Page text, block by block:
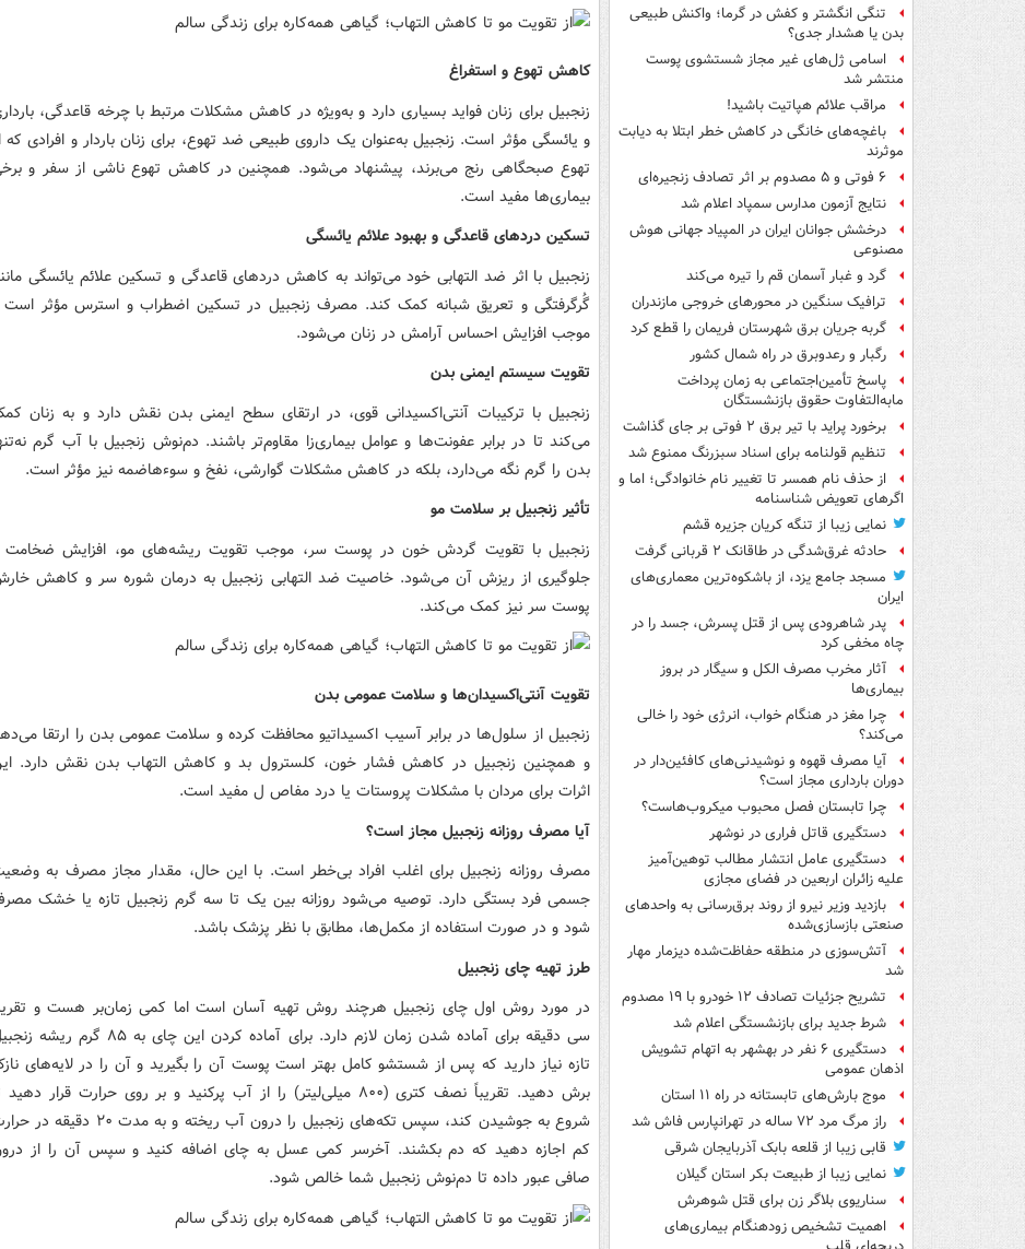
تنگی انگشتر و کفش در گرما؛ واکنش طبیعی
بدن یا هشدار جدی؟
اسامی ژل‌های غیر مجاز شستشوی پوست
منتشر شد
مراقب علائم هپاتیت باشید!
باغچه‌های خانگی در کاهش خطر ابتلا به دیابت
موثرند
۶ فوتی و ۵ مصدوم بر اثر تصادف زنجیره‌ای
نتایج آزمون مدارس سمپاد اعلام شد
درخشش جوانان ایران در المپیاد جهانی هوش
مصنوعی
گرد و غبار آسمان قم را تیره می‌کند
ترافیک سنگین در محورهای خروجی مازندران
گربه جریان برق شهرستان فریمان را قطع کرد
رگبار و رعدوبرق در راه شمال کشور
پاسخ تأمین‌اجتماعی به زمان پرداخت
مابه‌التفاوت حقوق بازنشستگان
برخورد پراید با تیر برق ۲ فوتی بر جای گذاشت
تنظیم قولنامه برای اسناد سبزرنگ ممنوع شد
از حذف نام همسر تا تغییر نام خانوادگی؛ اما و
اگرهای تعویض شناسنامه
نمایی زیبا از تنگه کریان جزیره قشم
حادثه غرق‌شدگی در طاقانک ۲ قربانی گرفت
مسجد جامع یزد، از باشکوه‌ترین معماری‌های
ایران
پدر شاهرودی پس از قتل پسرش، جسد را در
چاه مخفی کرد
آثار مخرب مصرف الکل و سیگار در بروز
بیماری‌ها
چرا مغز در هنگام خواب، انرژی خود را خالی
می‌کند؟
آیا مصرف قهوه و نوشیدنی‌های کافئین‌دار در
دوران بارداری مجاز است؟
چرا تابستان فصل محبوب میکروب‌هاست؟
دستگیری قاتل فراری در نوشهر
دستگیری عامل انتشار مطالب توهین‌آمیز
علیه زائران اربعین در فضای مجازی
بازدید وزیر نیرو از روند برق‌رسانی به واحدهای
صنعتی بازسازی‌شده
آتش‌سوزی در منطقه حفاظت‌شده دیزمار مهار
شد
تشریح جزئیات تصادف ۱۲ خودرو با ۱۹ مصدوم
شرط جدید برای بازنشستگی اعلام شد
دستگیری ۶ نفر در بهشهر به اتهام تشویش
اذهان عمومی
موج بارش‌های تابستانه در راه ۱۱ استان
راز مرگ مرد ۷۲ ساله در تهرانپارس فاش شد
قابی زیبا از قلعه بابک آذربایجان شرقی
نمایی زیبا از طبیعت بکر استان گیلان
سناریوی بلاگر زن برای قتل شوهرش
اهمیت تشخیص زودهنگام بیماری‌های
کاهش تهوع و استفراغ
زنجبیل برای زنان فواید بسیاری دارد و به‌ویژه در کاهش مشکلات مرتبط با چرخه قاعدگی،
و یائسگی مؤثر است. زنجبیل به‌عنوان یک داروی طبیعی ضد تهوع، برای زنان باردار و افرادی که
تهوع صبحگاهی رنج می‌برند، پیشنهاد می‌شود. همچنین در کاهش تهوع ناشی از سفر و
بیماری‌ها مفید است.
تسکین دردهای قاعدگی و بهبود علائم یائسگی
زنجبیل با اثر ضد التهابی خود می‌تواند به کاهش دردهای قاعدگی و تسکین علائم یائسگی
گُرگرفتگی و تعریق شبانه کمک کند. مصرف زنجبیل در تسکین اضطراب و استرس مؤثر است
موجب افزایش احساس آرامش در زنان می‌شود.
تقویت سیستم ایمنی بدن
زنجبیل با ترکیبات آنتی‌اکسیدانی قوی، در ارتقای سطح ایمنی بدن نقش دارد و به زنان
می‌کند تا در برابر عفونت‌ها و عوامل بیماری‌زا مقاوم‌تر باشند. دم‌نوش زنجبیل با آب گرم
بدن را گرم نگه می‌دارد، بلکه در کاهش مشکلات گوارشی، نفخ و سوءهاضمه نیز مؤثر است.
تأثیر زنجبیل بر سلامت مو
زنجبیل با تقویت گردش خون در پوست سر، موجب تقویت ریشه‌های مو، افزایش ضخامت
جلوگیری از ریزش آن می‌شود. خاصیت ضد التهابی زنجبیل به درمان شوره سر و کاهش
پوست سر نیز کمک می‌کند.
تقویت آنتی‌اکسیدان‌ها و سلامت عمومی بدن
زنجبیل از سلول‌ها در برابر آسیب اکسیداتیو محافظت کرده و سلامت عمومی بدن را ارتقا
و همچنین زنجبیل در کاهش فشار خون، کلسترول بد و کاهش التهاب بدن نقش دارد.
اثرات برای مردان با مشکلات پروستات یا درد مفاص ل مفید است.
آیا مصرف روزانه زنجبیل مجاز است؟
مصرف روزانه زنجبیل برای اغلب افراد بی‌خطر است. با این حال، مقدار مجاز مصرف به
جسمی فرد بستگی دارد. توصیه می‌شود روزانه بین یک تا سه گرم زنجبیل تازه یا خشک
شود و در صورت استفاده از مکمل‌ها، مطابق با نظر پزشک باشد.
طرز تهیه چای زنجبیل
در مورد روش اول چای زنجبیل هرچند روش تهیه آسان است اما کمی زمان‌بر هست و
سی دقیقه برای آماده شدن زمان لازم دارد. برای آماده کردن این چای به ۸۵ گرم
تازه نیاز دارید که پس از شستشو کامل بهتر است پوست آن را بگیرید و آن را در لایه‌های
برش دهید. تقریباً نصف کتری (۸۰۰ میلی‌لیتر) را از آب پرکنید و بر روی حرارت قرار دهید
شروع به جوشیدن کند، سپس تکه‌های زنجبیل را درون آب ریخته و به مدت ۲۰
کم اجازه دهید که دم بکشند. آخرسر کمی عسل به چای اضافه کنید و سپس آن را از
صافی عبور داده تا دم‌نوش زنجبیل شما خالص شود.